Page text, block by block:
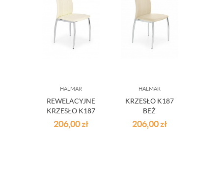
HALMAR
REWELACYJNE
KRZESŁO K187
BIEL
206,00zł
HALMAR
KRZESŁO K187
BEŻ
206,00zł